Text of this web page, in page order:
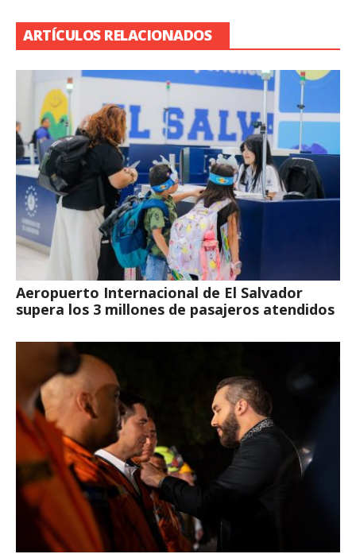
ARTÍCULOS RELACIONADOS
Aeropuerto Internacional de El Salvador
supera los 3 millones de pasajeros atendidos